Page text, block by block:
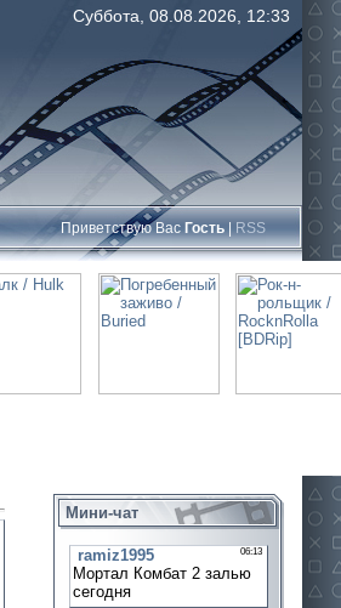
Суббота, 08.08.2026, 12:33
Приветствую Вас Гость RSS
Мини-чат